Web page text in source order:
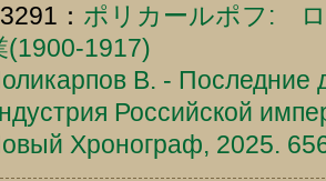
： ポリカールポフ:
(1900-1917)
В. -
Российской
Хронограф, 2025.